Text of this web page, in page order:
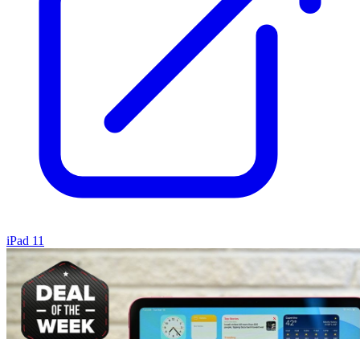
iPad 11